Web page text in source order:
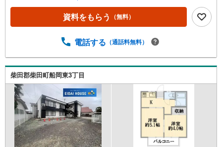
■契約不適合責任免責。現況有姿での引渡し。■2棟一括購
入が条件となります。■ネット代:11、550円/月、ネット機
境 *・大河原小学校:徒歩11分・ローソン大河原末広店:徒歩
いて *・当日のご予約も承っております！お気軽にお電話
下さい！・来社はもちろん、メールでのご相談、資料請求
も大歓迎です ⇒お電話に抵抗がある方も安心してお問い合
わせください
資料をもらう （無料）
電話する （通話料無料）
柴田郡柴田町船岡東3丁目